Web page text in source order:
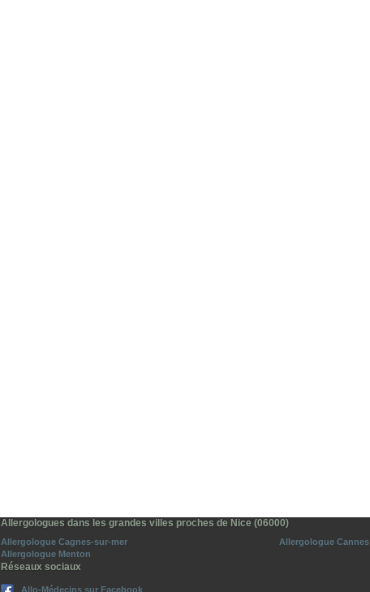
Allergologues dans les grandes villes proches de Nice (06000)
Allergologue Cagnes-sur-mer
Allergologue Cannes
Allergologue Menton
Réseaux sociaux
Allo-Médecins sur Facebook